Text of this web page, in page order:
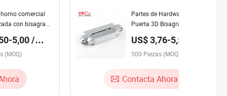
comercial
con bisagra
5,00 /
(MOQ)
Partes de Hardware de
Puerta 3D Bisagra Oculta de
H
US$ 3,76-5,51 /
Pieza
500 Piezas (MOQ)
Contacta Ahora